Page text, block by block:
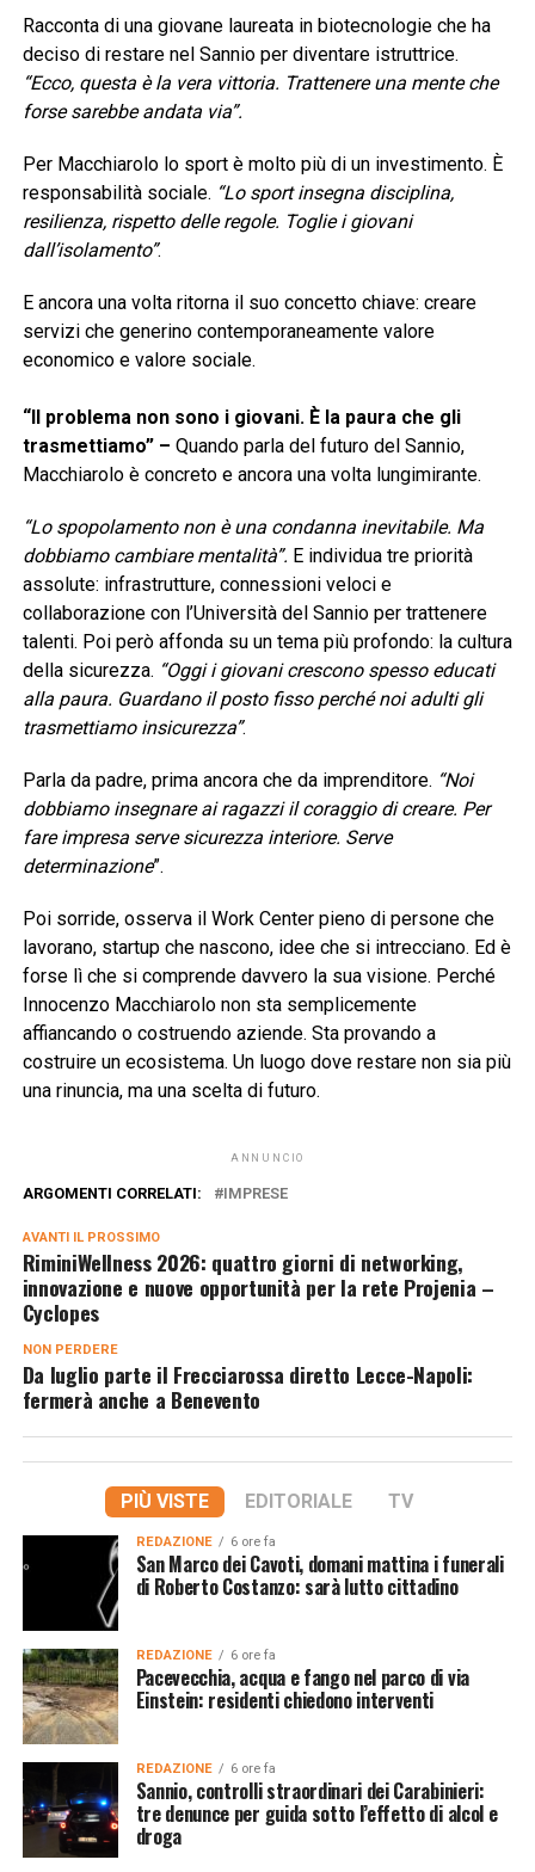
Racconta di una giovane laureata in biotecnologie che ha
deciso di restare nel Sannio per diventare istruttrice.
“Ecco, questa è la vera vittoria. Trattenere una mente che
forse sarebbe andata via”.
Per Macchiarolo lo sport è molto più di un investimento. È
responsabilità sociale. “Lo sport insegna disciplina,
resilienza, rispetto delle regole. Toglie i giovani
dall’isolamento”.
E ancora una volta ritorna il suo concetto chiave: creare
servizi che generino contemporaneamente valore
economico e valore sociale.
“Il problema non sono i giovani. È la paura che gli
trasmettiamo” – Quando parla del futuro del Sannio,
Macchiarolo è concreto e ancora una volta lungimirante.
“Lo spopolamento non è una condanna inevitabile. Ma
dobbiamo cambiare mentalità”. E individua tre priorità
assolute: infrastrutture, connessioni veloci e
collaborazione con l’Università del Sannio per trattenere
talenti. Poi però affonda su un tema più profondo: la cultura
della sicurezza. “Oggi i giovani crescono spesso educati
alla paura. Guardano il posto fisso perché noi adulti gli
trasmettiamo insicurezza”.
Parla da padre, prima ancora che da imprenditore. “Noi
dobbiamo insegnare ai ragazzi il coraggio di creare. Per
fare impresa serve sicurezza interiore. Serve
determinazione”.
Poi sorride, osserva il Work Center pieno di persone che
lavorano, startup che nascono, idee che si intrecciano. Ed è
forse lì che si comprende davvero la sua visione. Perché
Innocenzo Macchiarolo non sta semplicemente
affiancando o costruendo aziende. Sta provando a
costruire un ecosistema. Un luogo dove restare non sia più
una rinuncia, ma una scelta di futuro.
ANNUNCIO
ARGOMENTI CORRELATI: IMPRESE
AVANTI IL ​​PROSSIMO
RiminiWellness 2026: quattro giorni di networking,
innovazione e nuove opportunità per la rete Projenia –
Cyclopes
NON PERDERE
Da luglio parte il Frecciarossa diretto Lecce-Napoli:
fermerà anche a Benevento
PIÙ VISTE EDITORIALE TV
REDAZIONE 6 ore fa
San Marco dei Cavoti, domani mattina i funerali
di Roberto Costanzo: sarà lutto cittadino
REDAZIONE 6 ore fa
Pacevecchia, acqua e fango nel parco di via
Einstein: residenti chiedono interventi
REDAZIONE 6 ore fa
Sannio, controlli straordinari dei Carabinieri:
tre denunce per guida sotto l’effetto di alcol e
droga